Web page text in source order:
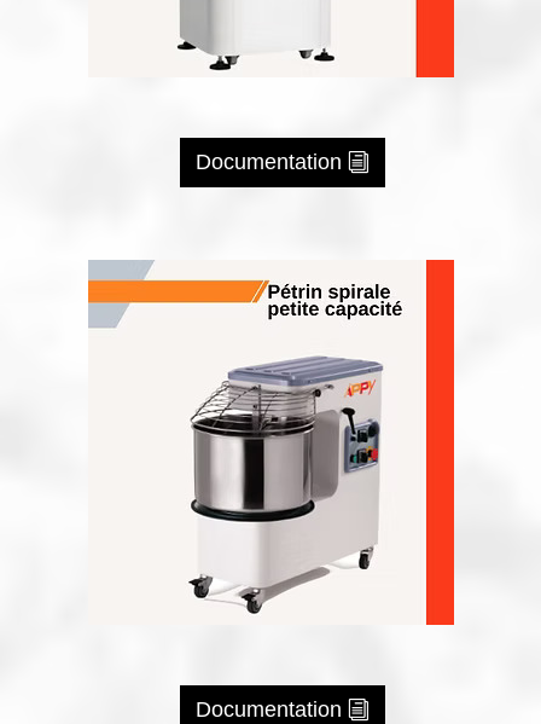
Documentation
Documentation